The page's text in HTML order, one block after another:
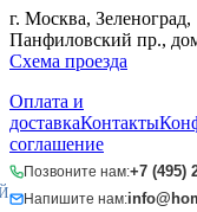
г. Москва, Зеленоград,
Панфиловский пр.,
Схема проезда
Оплата и
доставкаКонтакты
соглашение
Позвоните нам:+7 (495)
Напишите нам: